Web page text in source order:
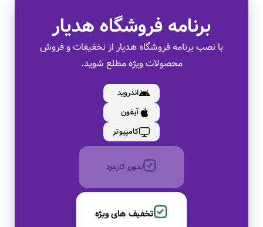
برنامه فروشگاه هدیار
با نصب برنامه فروشگاه هدیار از نخفیفات و فروش
محصولات ویژه مطلع شوید.
اندروید
آیفون
کامپیوتر
تخفیف های ویژه
کالای اصل
به صورت اقساط
بدون کارمزد
تخفیف های ویژه